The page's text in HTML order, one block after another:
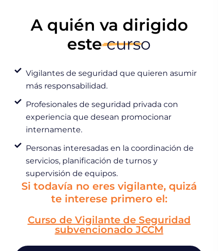
A quién va dirigido
estecurso
Vigilantes de seguridad que quieren asumir
más responsabilidad.
Profesionales de seguridad privada con
experiencia que desean promocionar
internamente.
Personas interesadas en la coordinación de
servicios, planificación de turnos y
supervisión de equipos.
Si todavía no eres vigilante, quizá
te interese primero el:
Curso de Vigilante de Seguridad
subvencionado JCCM